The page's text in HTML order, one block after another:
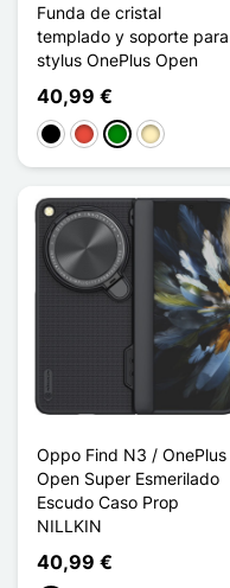
Funda de cristal
templado y soporte para
stylus OnePlus Open
40,99 €
NegroRojoVerdeOro
Oppo Find N3 / OnePlus
Open Super Esmerilado
Escudo Caso Prop
NILLKIN
40,99 €